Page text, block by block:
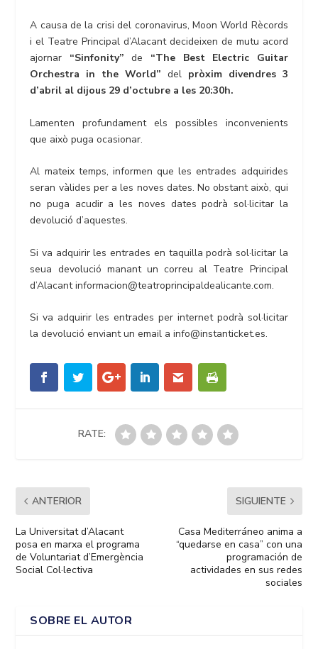
A causa de la crisi del coronavirus, Moon World Rècords
i el Teatre Principal d’Alacant decideixen de mutu acord
ajornar “Sinfonity”de “The Best Electric Guitar
Orchestra in the World” del pròxim divendres 3
d’abril al dijous 29 d’octubre a les 20:30h.
Lamenten profundament els possibles inconvenients
que això puga ocasionar.
Al mateix temps, informen que les entrades adquirides
seran vàlides per a les noves dates. No obstant això, qui
no puga acudir a les noves dates podrà sol·licitar la
devolució d’aquestes.
Si va adquirir les entrades en taquilla podrà sol·licitar la
seua devolució manant un correu al Teatre Principal
d’Alacant informacion@teatroprincipaldealicante.com.
Si va adquirir les entrades per internet podrà sol·licitar
la devolució enviant un email a info@instanticket.es.
RATE:
ANTERIOR
La Universitat d’Alacant
posa en marxa el programa
de Voluntariat d’Emergència
Social Col·lectiva
SIGUIENTE
Casa Mediterráneo anima a
“quedarse en casa” con una
programación de
actividades en sus redes
sociales
SOBRE EL AUTOR